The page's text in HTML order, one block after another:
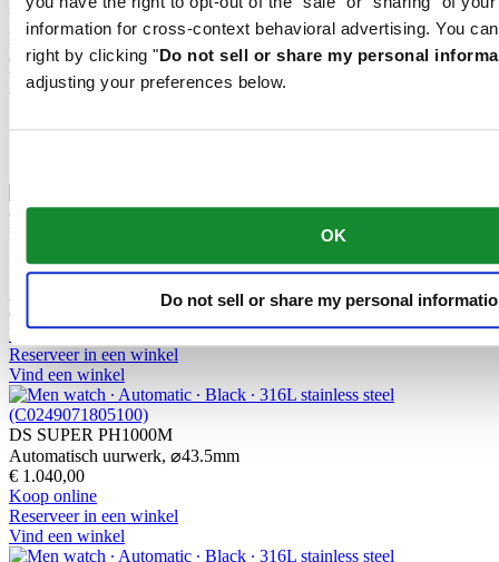
information for cross-context behavioral advertising. You
right by clicking "Do not sell or share my personal
adjusting your preferences below.
OK
Do not sell or share my personal
Het mechanische uurwerk van dit horloge is uitgerust met een
Nivachron™-balansveer. Dit innovatieve materiaal werd ontwikkeld
om de weerstand tegen magnetische velden te verhogen. Het is een
belangrijk onderdeel dat een blijvende bijdrage levert aan de
betrouwbaarheid, robuustheid en nauwkeurigheid van het horloge.
DS SUPER PH1000M
STC
Automatisch uurwerk,⌀ 43.5mm
€ 1.040,00
Koop online
Reserveer in een winkel
Vind een winkel
DS SUPER PH1000M
Automatisch uurwerk, ⌀43.5mm
€ 1.040,00
Koop online
Reserveer in een winkel
Vind een winkel